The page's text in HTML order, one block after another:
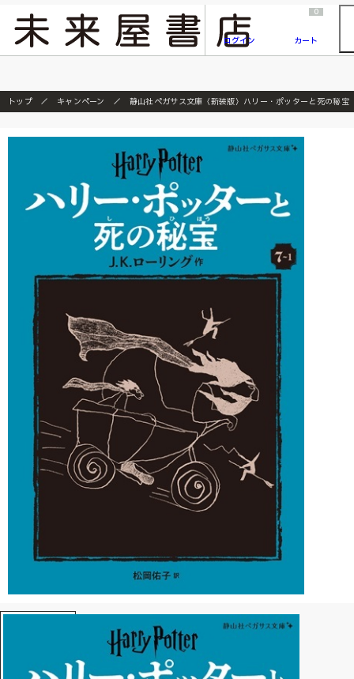
『ONE PIECE magazine 021 ONE PIECEカード付き同梱版』発売延期のご案内
ログイン
0
カート
トップ キャンペーン 静山社ペガサス文庫〈新装版〉ハリー・ポッターと死の秘